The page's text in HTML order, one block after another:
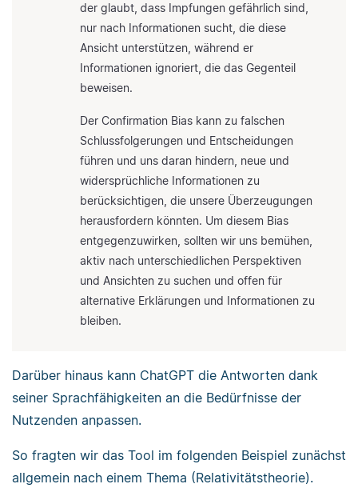
der glaubt, dass Impfungen gefährlich sind,
nur nach Informationen sucht, die diese
Ansicht unterstützen, während er
Informationen ignoriert, die das Gegenteil
beweisen.
Der Confirmation Bias kann zu falschen
Schlussfolgerungen und Entscheidungen
führen und uns daran hindern, neue und
widersprüchliche Informationen zu
berücksichtigen, die unsere Überzeugungen
herausfordern könnten. Um diesem Bias
entgegenzuwirken, sollten wir uns bemühen,
aktiv nach unterschiedlichen Perspektiven
und Ansichten zu suchen und offen für
alternative Erklärungen und Informationen zu
bleiben.
Darüber hinaus kann ChatGPT die Antworten dank
seiner Sprachfähigkeiten an die Bedürfnisse der
Nutzenden anpassen.
So fragten wir das Tool im folgenden Beispiel zunächst
allgemein nach einem Thema (Relativitätstheorie).